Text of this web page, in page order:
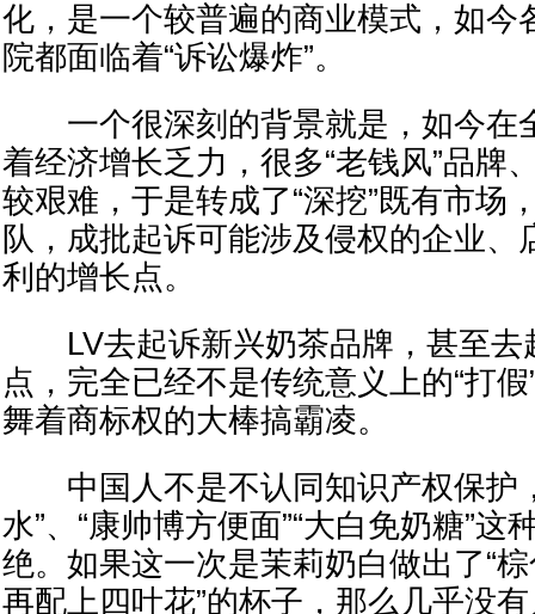
化，是一个较普遍的商业模式，如今
院都面临着“诉讼爆炸”。
一个很深刻的背景就是，如今在
着经济增长乏力，很多“老钱风”品牌
较艰难，于是转成了“深挖”既有市场
队，成批起诉可能涉及侵权的企业、
利的增长点。
LV去起诉新兴奶茶品牌，甚至去
点，完全已经不是传统意义上的“打
舞着商标权的大棒搞霸凌。
中国人不是不认同知识产权保护
水”、“康帅博方便面”“大白免奶糖”这
绝。如果这一次是茉莉奶白做出了“
再配上四叶花”的杯子，那么几乎没